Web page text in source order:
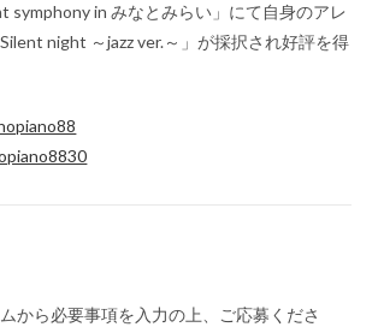
symphony in みなとみらい」にて自身のアレ
night ～jazz ver.～」が採択され好評を得
から必要事項を入力の上、ご応募くださ